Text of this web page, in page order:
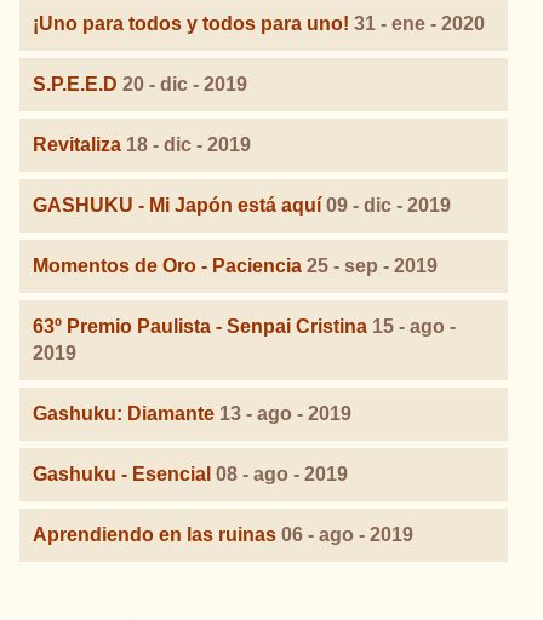
¡Uno para todos y todos para uno! 31 - ene - 2020
S.P.E.E.D 20 - dic - 2019
Revitaliza 18 - dic - 2019
GASHUKU - Mi Japón está aquí 09 - dic - 2019
Momentos de Oro - Paciencia 25 - sep - 2019
63º Premio Paulista - Senpai Cristina 15 - ago -
2019
Gashuku: Diamante 13 - ago - 2019
Gashuku - Esencial 08 - ago - 2019
Aprendiendo en las ruinas 06 - ago - 2019